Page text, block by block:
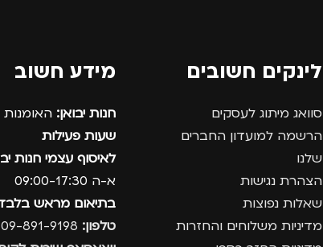
לינקים חשובים
סוואג מיתוג לעסקים
הרשמה למועדון החברים
שלנו
הצהרת נגישות
שאלות נפוצות
מדיניות משלוחים והחזרות
מידע חשוב
חנות יבואן: האומנות 12, נתניה.
שעות פעילות
לאיסוף עצמי חנות
א-ה 09:00-17:30
בתיאום מראש
טלפון: